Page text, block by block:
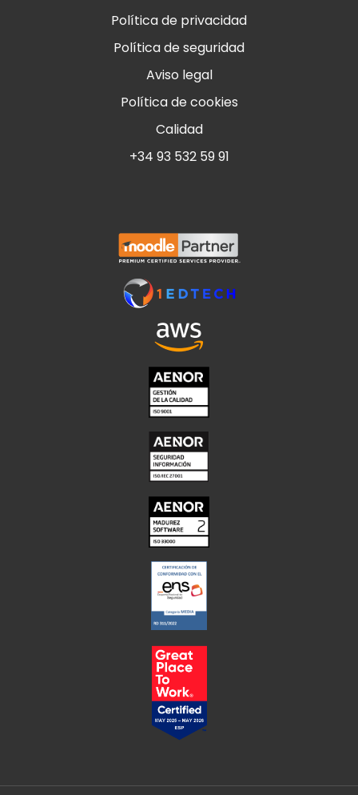
Política de privacidad
Política de seguridad
Aviso legal
Política de cookies
Calidad
+34 93 532 59 91